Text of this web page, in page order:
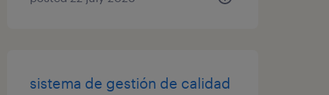
sistema de gestión de calidad